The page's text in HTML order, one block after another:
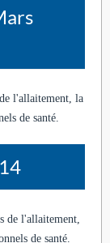
l'allaitement, la
de santé.
de l'allaitement,
de santé.